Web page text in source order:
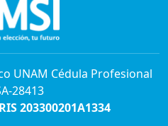
UNAM Cédula Profesional
28413
203300201A1334